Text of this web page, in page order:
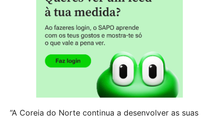
“A Coreia do Norte continua a desenvolver as suas